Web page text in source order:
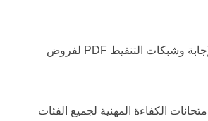
تحميل عناصر الإجابة وشبكات التنقيط PDF لفروض
الكفاءة المهنية لجميع الفئات